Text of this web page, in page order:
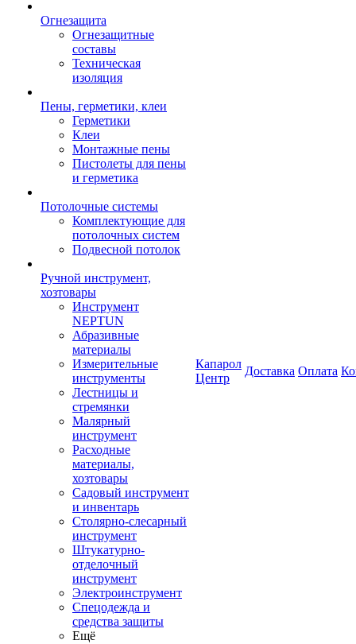
Огнезащита
Огнезащитные
составы
Техническая
изоляция
Пены, герметики, клеи
Герметики
Клеи
Монтажные пены
Пистолеты для пены
и герметика
Потолочные системы
Комплектующие для
потолочных систем
Подвесной потолок
Ручной инструмент,
хозтовары
Инструмент
NEPTUN
Абразивные
материалы
Измерительные
инструменты
Лестницы и
стремянки
Малярный
инструмент
Расходные
материалы,
хозтовары
Садовый инструмент
и инвентарь
Столярно-слесарный
инструмент
Штукатурно-
отделочный
инструмент
Электроинструмент
Спецодежда и
средства защиты
Ещё
Капарол
Центр
Доставка Оплата